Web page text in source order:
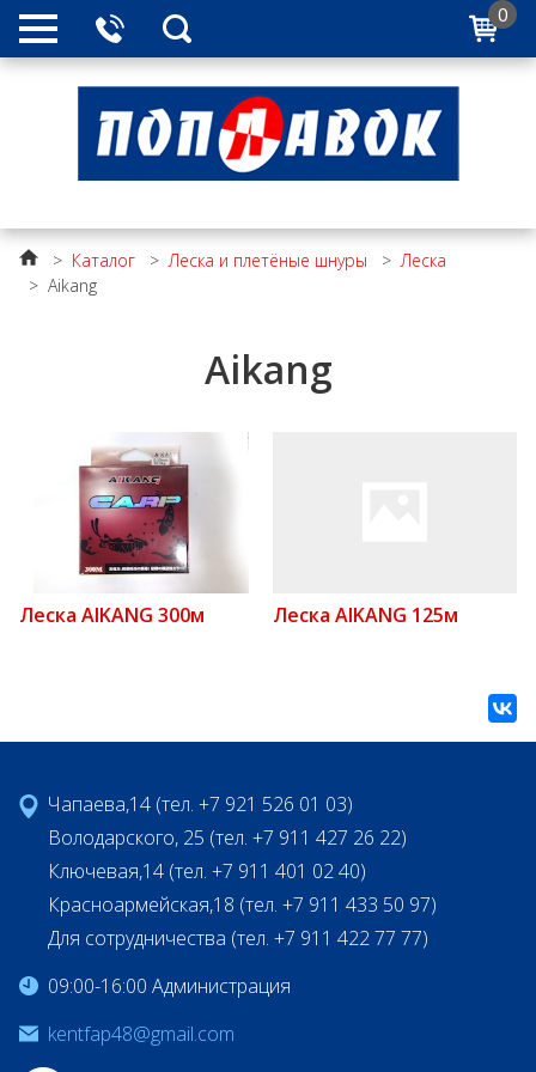
0
> Каталог >Леска и плетёные шнуры >Леска
> Aikang
Aikang
Леска AIKANG 300м Леска AIKANG 125м
Чапаева,14 (тел. +7 921 526 01 03)
Володарского, 25 (тел. +7 911 427 26 22)
Ключевая,14 (тел. +7 911 401 02 40)
Красноармейская,18 (тел. +7 911 433 50 97)
Для сотрудничества (тел. +7 911 422 77 77)
09:00-16:00 Администрация
kentfap48@gmail.com